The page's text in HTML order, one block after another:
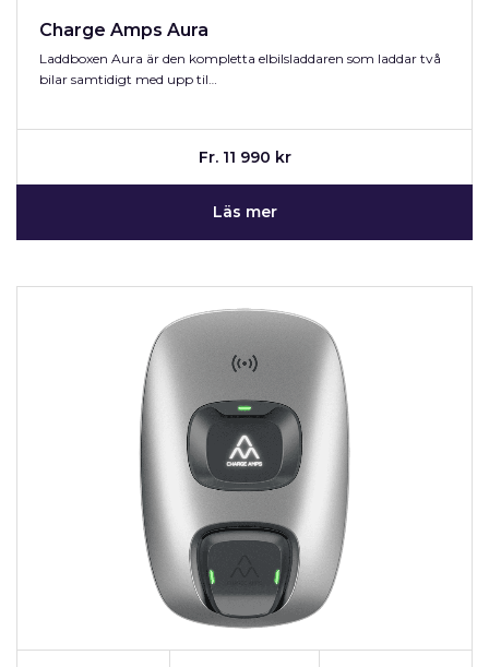
Charge Amps Aura
Laddboxen Aura är den kompletta elbilsladdaren som laddar två
bilar samtidigt med upp til…
Fr. 11 990 kr
Läs mer